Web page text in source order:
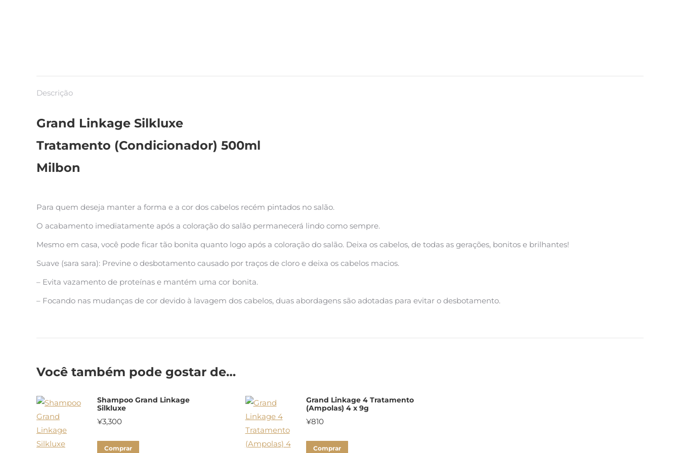
Descrição
Grand Linkage Silkluxe
Tratamento (Condicionador) 500ml
Milbon
Para quem deseja manter a forma e a cor dos cabelos recém pintados no salão.
O acabamento imediatamente após a coloração do salão permanecerá lindo como sempre.
Mesmo em casa, você pode ficar tão bonita quanto logo após a coloração do salão. Deixa os cabelos, de todas as gerações, bonitos e brilhantes!
Suave (sara sara): Previne o desbotamento causado por traços de cloro e deixa os cabelos macios.
– Evita vazamento de proteínas e mantém uma cor bonita.
– Focando nas mudanças de cor devido à lavagem dos cabelos, duas abordagens são adotadas para evitar o desbotamento.
Você também pode gostar de…
Shampoo Grand Linkage
Silkluxe
¥3,300
Comprar
Grand Linkage 4 Tratamento
(Ampolas) 4 x 9g
¥810
Comprar